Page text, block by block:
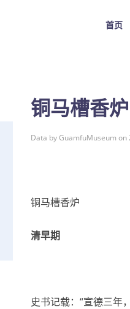
首页
铜马槽香
Data by GuamfuMuseum on
铜马槽香炉
清早期
史书记载：“宣德三年